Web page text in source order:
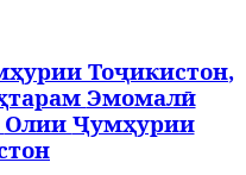
Тоҷикистон,
Эмомалӣ
Олии Ҷумҳурии